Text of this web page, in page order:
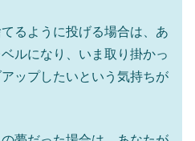
るように投げる場合は、あ
ルになり、いま取り掛かっ
ップしたいという気持ちが